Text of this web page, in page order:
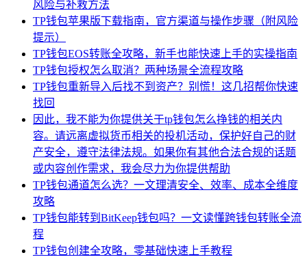
风险与补救方法
TP钱包苹果版下载指南，官方渠道与操作步骤（附风险
提示）
TP钱包EOS转账全攻略，新手也能快速上手的实操指南
TP钱包授权怎么取消？两种场景全流程攻略
TP钱包重新导入后找不到资产？别慌！这几招帮你快速
找回
因此，我不能为你提供关于tp钱包怎么挣钱的相关内
容。请远离虚拟货币相关的投机活动，保护好自己的财
产安全，遵守法律法规。如果你有其他合法合规的话题
或内容创作需求，我会尽力为你提供帮助
TP钱包通道怎么选？一文理清安全、效率、成本全维度
攻略
TP钱包能转到BitKeep钱包吗？一文读懂跨钱包转账全流
程
TP钱包创建全攻略，零基础快速上手教程